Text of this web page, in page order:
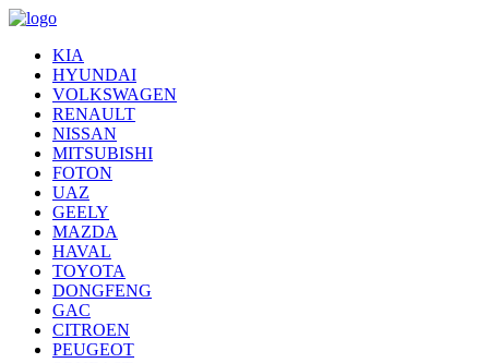
KIA
HYUNDAI
VOLKSWAGEN
RENAULT
NISSAN
MITSUBISHI
FOTON
UAZ
GEELY
MAZDA
HAVAL
TOYOTA
DONGFENG
GAC
CITROEN
PEUGEOT